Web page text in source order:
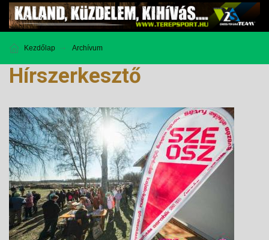
Kezdőlap Archívum
Hírszerkesztő